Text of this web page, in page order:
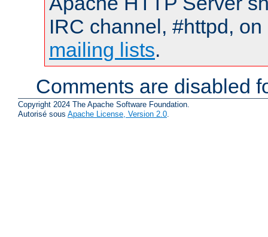
IRC channel, #httpd,
mailing lists.
Comments are disabled
Copyright 2024 The Apache Software Foundation.
Autorisé sous Apache License, Version 2.0.